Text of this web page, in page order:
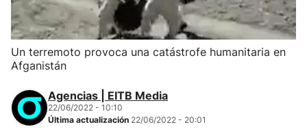
Un terremoto provoca una catástrofe humanitaria en
Afganistán
Agencias | EITB Media
22/06/2022 - 10:10
Última actualización 22/06/2022 - 20:01